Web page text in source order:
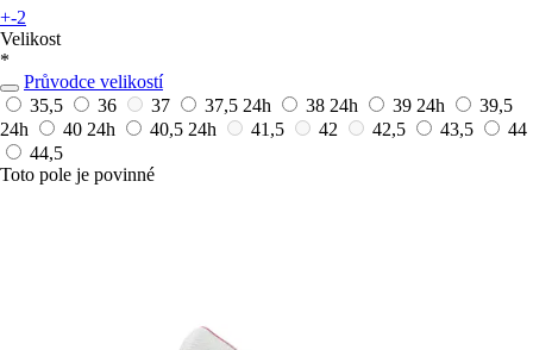
+-2
Velikost
*
Průvodce velikostí
35,5
36 37 37,5 24h 38 24h 39 24h
39,5
24h
40 24h 40,5 24h 41,5 42 42,5 43,5
44
44,5
Toto pole je povinné